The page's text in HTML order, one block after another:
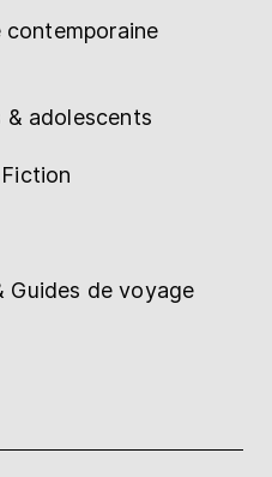
& adolescents
Guides de voyage